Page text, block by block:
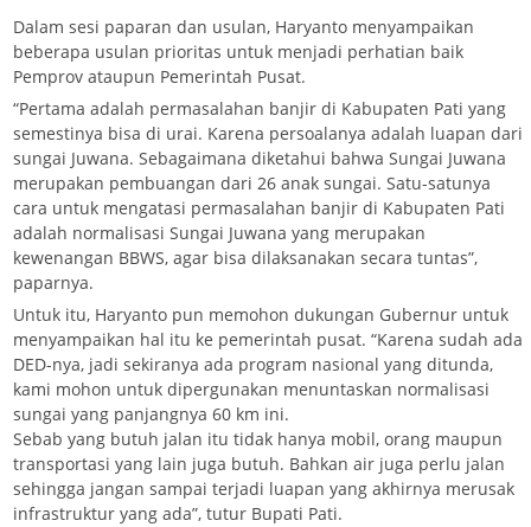
Dalam sesi paparan dan usulan, Haryanto menyampaikan
beberapa usulan prioritas untuk menjadi perhatian baik
Pemprov ataupun Pemerintah Pusat.
“Pertama adalah permasalahan banjir di Kabupaten Pati yang
semestinya bisa di urai. Karena persoalanya adalah luapan dari
sungai Juwana. Sebagaimana diketahui bahwa Sungai Juwana
merupakan pembuangan dari 26 anak sungai. Satu-satunya
cara untuk mengatasi permasalahan banjir di Kabupaten Pati
adalah normalisasi Sungai Juwana yang merupakan
kewenangan BBWS, agar bisa dilaksanakan secara tuntas”,
paparnya.
Untuk itu, Haryanto pun memohon dukungan Gubernur untuk
menyampaikan hal itu ke pemerintah pusat. “Karena sudah ada
DED-nya, jadi sekiranya ada program nasional yang ditunda,
kami mohon untuk dipergunakan menuntaskan normalisasi
sungai yang panjangnya 60 km ini.
Sebab yang butuh jalan itu tidak hanya mobil, orang maupun
transportasi yang lain juga butuh. Bahkan air juga perlu jalan
sehingga jangan sampai terjadi luapan yang akhirnya merusak
infrastruktur yang ada”, tutur Bupati Pati.